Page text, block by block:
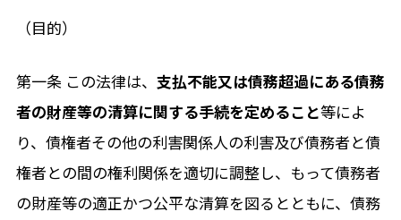
（目的）
第一条 この法律は、 支払不能又は債務超過にある債務
者の財産等の清算に関する手続を定めること等によ
り、債権者その他の利害関係人の利害及び債務者と債
権者との間の権利関係を適切に調整し、もって債務者
の財産等の適正かつ公平な清算を図るとともに、債務